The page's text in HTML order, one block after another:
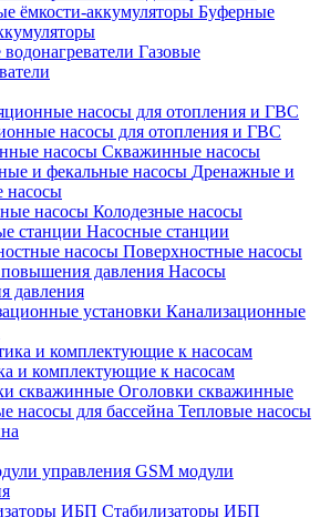
Буферные
Газовые
насосы для отопления и ГВС
Скважинные насосы
Дренажные и
насосы
Колодезные насосы
Насосные станции
Поверхностные насосы
Насосы
давления
Канализационные
и комплектующие к насосам
Оголовки скважинные
Тепловые насосы
GSM модули
Стабилизаторы ИБП